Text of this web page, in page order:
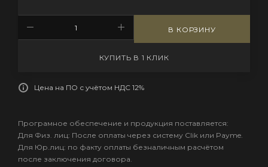
В КОРЗИНУ
КУПИТЬ В 1 КЛИК
Цена на ПО с учётом НДС 12%
Програмное обеспечение и продукция поставляется:
Для Физ. лиц: После оплаты через систему Clik или Payme.
Для Юр.лиц: по факту оплаты безналичным расчётом
после заключения договора.